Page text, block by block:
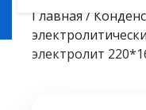
ЧипКин> >
Главная/
электролит